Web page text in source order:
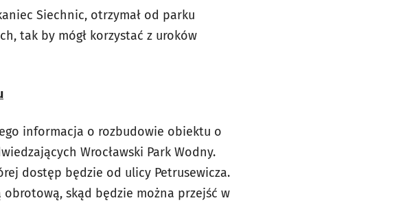
Siechnic, otrzymał od parku
tak by mógł korzystać z uroków
informacja o rozbudowie obiektu o
Wrocławski Park Wodny.
dostęp będzie od ulicy Petrusewicza.
skąd będzie można przejść w